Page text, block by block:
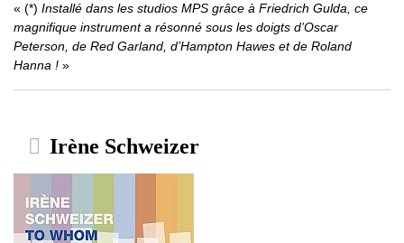
(*) Installé dans les studios MPS grâce à Friedrich Gulda, ce
magnifique instrument a résonné sous les doigts d’Oscar
Peterson, de Red Garland, d’Hampton Hawes et de Roland
Hanna !
Irène Schweizer